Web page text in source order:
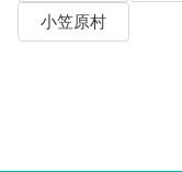
小笠原村